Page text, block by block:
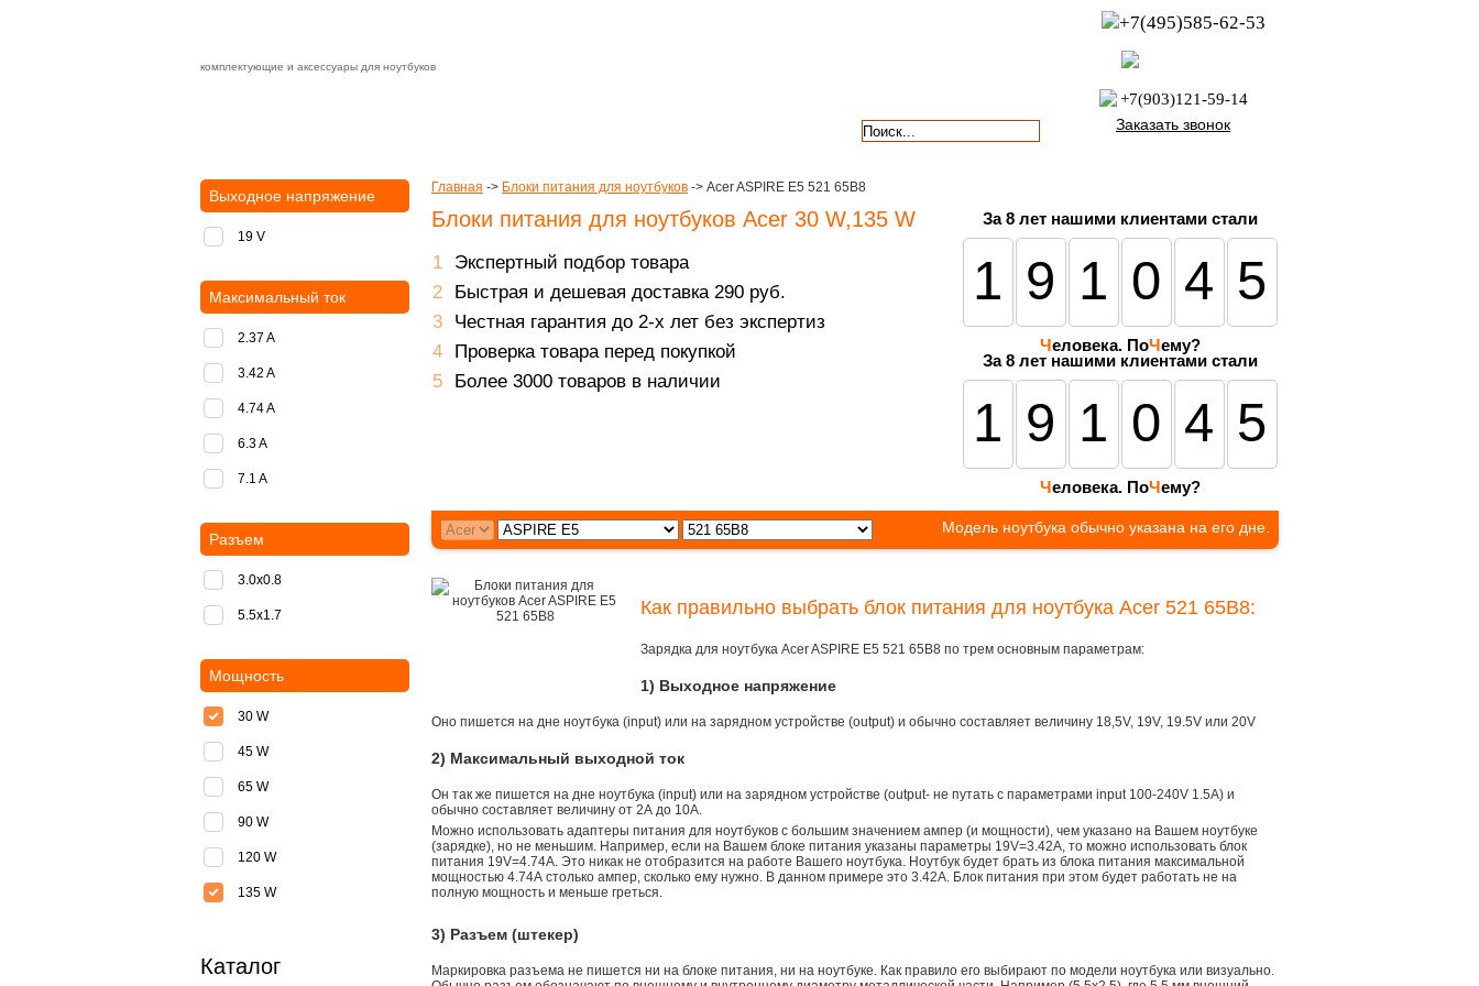
комплектующие и аксессуары для ноутбуков
+7(495)585-62-53
+7(903)121-59-14
Заказать звонок
Главная -> Блоки питания для ноутбуков -> Acer ASPIRE E5 521 65B8
За8 лет нашими клиентами стали
191045
Человека. ПоЧему?
Блоки питания для ноутбуков Acer 30 W,135 W
Экспертный подбор товара
Быстрая и дешевая доставка 290 руб.
Честная гарантия до 2-х лет без экспертиз
Проверка товара перед покупкой
Более 3000 товаров в наличии
За 8 лет нашими клиентами стали
191045
Человека. ПоЧему?
Модель ноутбука обычно указана на его дне.
Как правильно выбрать блок питания для ноутбука Acer 521 65B8:
Зарядка для ноутбука Acer ASPIRE E5 521 65B8 по трем основным параметрам:
1) Выходное напряжение
Оно пишется на дне ноутбука (input) или на зарядном устройстве (output) и обычно составляет величину 18,5V, 19V, 19.5V или 20V
2) Максимальный выходной ток
Он так же пишется на дне ноутбука (input) или на зарядном устройстве (output- не путать с параметрами input 100-240V 1.5A) и
обычно составляет величину от 2А до 10A.
Можно использовать адаптеры питания для ноутбуков с большим значением ампер (и мощности), чем указано на Вашем ноутбуке
(зарядке), но не меньшим. Например, если на Вашем блоке питания указаны параметры 19V=3.42A, то можно использовать блок
питания 19V=4.74A. Это никак не отобразится на работе Вашего ноутбука. Ноутбук будет брать из блока питания максимальной
мощностью 4.74А столько ампер, сколько ему нужно. В данном примере это 3.42А. Блок питания при этом будет работать не на
полную мощность и меньше греться.
3) Разъем (штекер)
Маркировка разъема не пишется ни на блоке питания, ни на ноутбуке. Как правило его выбирают по модели ноутбука или визуально.
Выходное напряжение
19 V
Максимальный ток
2.37 A
3.42 A
4.74 A
6.3 A
7.1 A
Разъем
3.0x0.8
5.5х1.7
Мощность
30 W
45 W
65 W
90 W
120 W
135 W
Каталог